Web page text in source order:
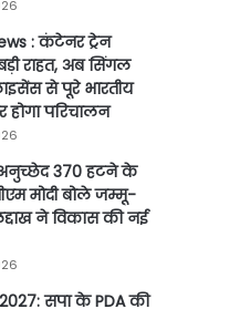
: कंटेनर ट्रेन
राहत, अब सिंगल
से पूरे भारतीय
परिचालन
370 हटने के
मोदी बोले जम्मू-
ने विकास की नई
सपा के PDA की